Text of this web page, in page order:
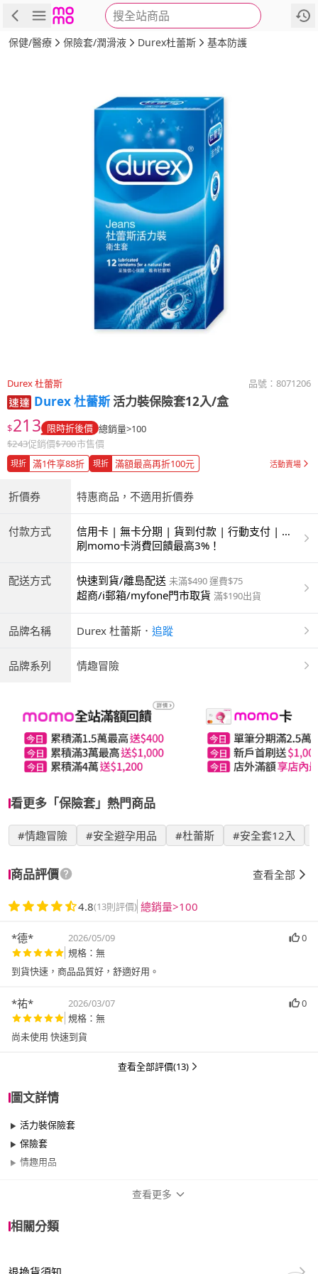
搜全站商品
商品 評價 詳情
保健/醫療 保險套/潤滑液 Durex杜蕾斯 基本防護
Durex 杜蕾斯 品號： 8071206
Durex 杜蕾斯活力裝保險套12入/盒
$213 限時折後價 總銷量>100
$243促銷價$700市售價
現折 滿1件享88折 現折 滿額最高再折100元 活動賣場
折價券 特惠商品，不適用折價券
付款方式
信用卡 | 無卡分期 | 貨到付款 | 行動支付 | 超
商付款 | ATM | 銀聯卡
刷momo卡消費回饋最高3%！
配送方式 快速到貨/離島配送 未滿$490 運費$75
超商/i郵箱/myfone門市取貨 滿$190出貨
品牌名稱 Durex 杜蕾斯 ． 追蹤
品牌系列 情趣冒險
看更多「保險套」熱門商品
#情趣冒險 #安全避孕用品 #杜蕾斯 #安全套12入
商品評價 查看全部
4.8(13則評價) 總銷量>100
*德* 2026/05/09
0
規格：無
到貨快速，商品品質好，舒適好用。
*祐* 2026/03/07
0
規格：無
尚未使用 快速到貨
查看全部評價(13)
圖文詳情
活力裝保險套
保險套
情趣用品
查看更多
相關分類